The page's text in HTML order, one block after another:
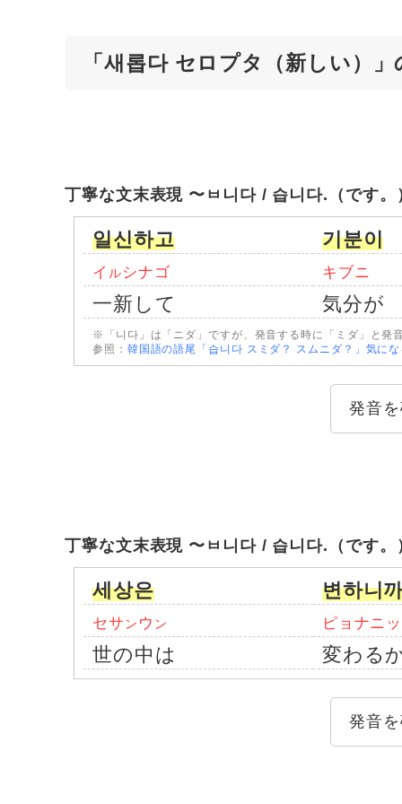
「새롭다 セロプタ（新しい）
丁寧な文末表現 〜ㅂ니다 / 습니다.（です。
일신하고 기분이
イ ルシナゴ キブニ
一新して 気分が
※「니다」は「ニダ」ですが、発音する時に「ミダ」と発
参照： 韓国語の語尾「습니다 スミダ？ スムニダ？」気に
発音
丁寧な文末表現 〜ㅂ니다 / 습니다.（です。
세상은 변하니
セサ ン ウ ン ピョナニ
世の中は 変わる
発音